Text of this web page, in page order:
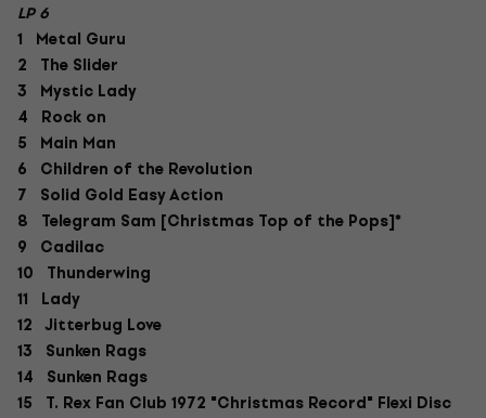
LP 6
1 Metal Guru
2 The Slider
3 Mystic Lady
4 Rock on
5 Main Man
6 Children of the Revolution
7 Solid Gold Easy Action
8 Telegram Sam [Christmas Top of the Pops]*
9 Cadilac
10 Thunderwing
11 Lady
12 Jitterbug Love
13 Sunken Rags
14 Sunken Rags
15 T. Rex Fan Club 1972 "Christmas Record" Flexi Disc